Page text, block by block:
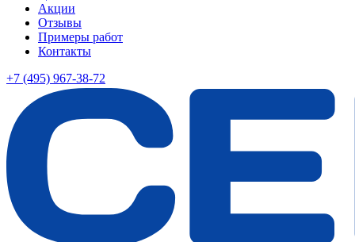
Акции
Отзывы
Примеры работ
Контакты
+7 (495) 967-38-72